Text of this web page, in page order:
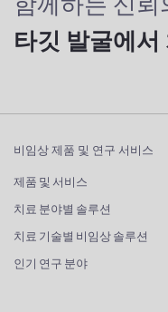
타깃 발굴에
비임상 제품 및 연구 서비스
제품 및 서비스
치료 분야별 솔루션
치료 기술별 비임상 솔루션
인기 연구 분야